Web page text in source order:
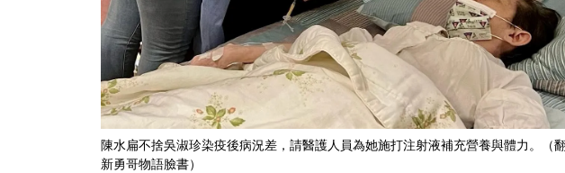
陳水扁不捨吳淑珍染疫後病況差，請醫護人員為她施打注射液補充營養與體力。（
新勇哥物語臉書）